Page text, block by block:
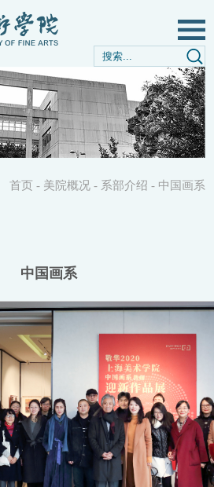
首页 - 美院概况- 系部介绍 - 中国画系
中国画系